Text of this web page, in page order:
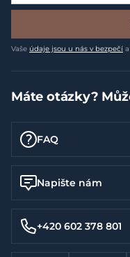
Vaše údaje jsou u nás v bezpečí
Máte otázky?
FAQ
Napište nám
+420 602 378 801